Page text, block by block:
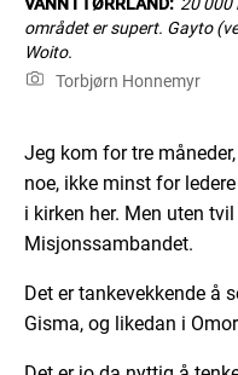
VANN I TØRRLAND: 20 000
området er supert. Gayto
Woito.
Torbjørn Honnemyr
Jeg kom for tre
noe, ikke minst for
i kirken her. Men uten
Misjonssambandet.
Det er tankevekkende å
Gisma, og likedan i